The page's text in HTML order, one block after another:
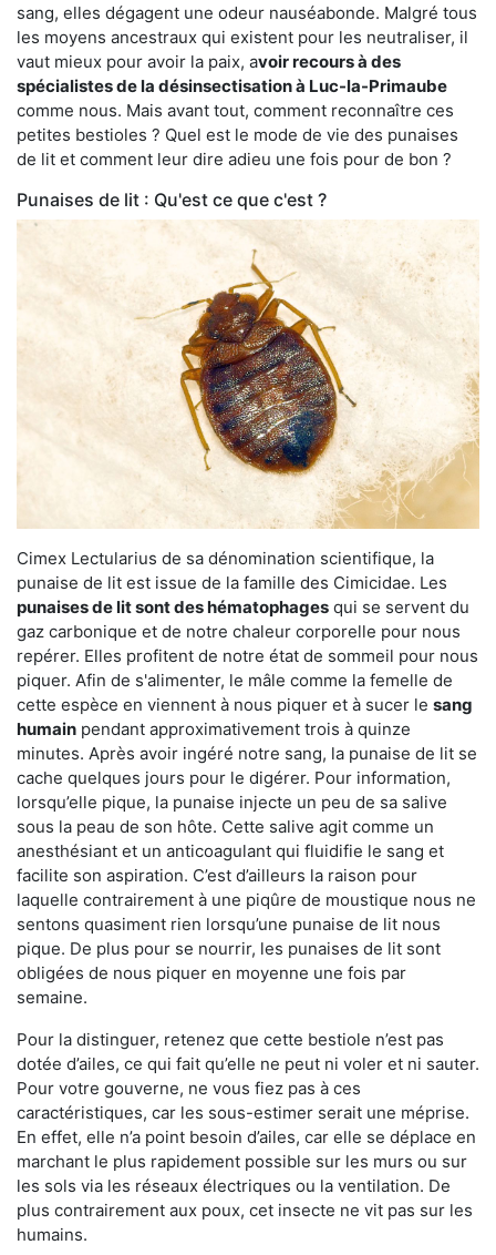
sang, elles dégagent une odeur nauséabonde. Malgré tous
les moyens ancestraux qui existent pour les neutraliser, il
vaut mieux pour avoir la paix, avoir recours à des
spécialistes de la désinsectisation à Luc-la-Primaube
comme nous. Mais avant tout, comment reconnaître ces
petites bestioles ? Quel est le mode de vie des punaises
de lit et comment leur dire adieu une fois pour de bon ?
Punaises de lit : Qu'est ce que c'est ?
Cimex Lectularius de sa dénomination scientifique, la
punaise de lit est issue de la famille des Cimicidae. Les
punaises de lit sont des hématophages qui se servent du
gaz carbonique et de notre chaleur corporelle pour nous
repérer. Elles profitent de notre état de sommeil pour nous
piquer. Afin de s'alimenter, le mâle comme la femelle de
cette espèce en viennent à nous piquer et à sucer le sang
humain pendant approximativement trois à quinze
minutes. Après avoir ingéré notre sang, la punaise de lit se
cache quelques jours pour le digérer. Pour information,
lorsqu’elle pique, la punaise injecte un peu de sa salive
sous la peau de son hôte. Cette salive agit comme un
anesthésiant et un anticoagulant qui fluidifie le sang et
facilite son aspiration. C’est d’ailleurs la raison pour
laquelle contrairement à une piqûre de moustique nous ne
sentons quasiment rien lorsqu’une punaise de lit nous
pique. De plus pour se nourrir, les punaises de lit sont
obligées de nous piquer en moyenne une fois par
semaine.
Pour la distinguer, retenez que cette bestiole n’est pas
dotée d’ailes, ce qui fait qu’elle ne peut ni voler et ni sauter.
Pour votre gouverne, ne vous fiez pas à ces
caractéristiques, car les sous-estimer serait une méprise.
En effet, elle n’a point besoin d’ailes, car elle se déplace en
marchant le plus rapidement possible sur les murs ou sur
les sols via les réseaux électriques ou la ventilation. De
plus contrairement aux poux, cet insecte ne vit pas sur les
humains.